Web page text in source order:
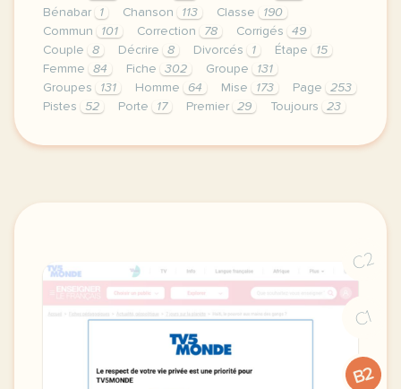
Bénabar
1 Chanson 113 Classe
190
Commun
101 Correction 78 Corrigés
49
Couple
8 Décrire 8 Divorcés 1 Étape
15
Femme
84 Fiche 302 Groupe
131
Groupes
131 Homme 64 Mise 173 Page
253
Pistes
52 Porte 17 Premier 29 Toujours 23
le respect de votre vie privee est une priorite
C2
C1
B2